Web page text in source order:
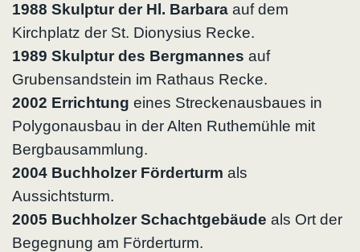
1988 Skulptur der Hl. Barbara auf dem
Kirchplatz der St. Dionysius Recke.
1989 Skulptur des Bergmannes auf
Grubensandstein im Rathaus Recke.
2002 Errichtung eines Streckenausbaues in
Polygonausbau in der Alten Ruthemühle mit
Bergbausammlung.
2004 Buchholzer Förderturm als
Aussichtsturm.
2005 Buchholzer Schachtgebäude als Ort der
Begegnung am Förderturm.